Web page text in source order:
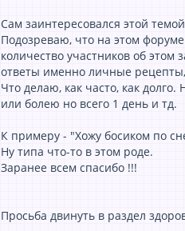
Сам заинтересовался этой
Подозреваю, что на этом
количество участников об
ответы именно личные
Что делаю, как часто, как
или болею но всего 1 день и тд.
К примеру - "Хожу босиком по
Ну типа что-то в этом роде.
Заранее всем спасибо !!!
Просьба двинуть в раздел